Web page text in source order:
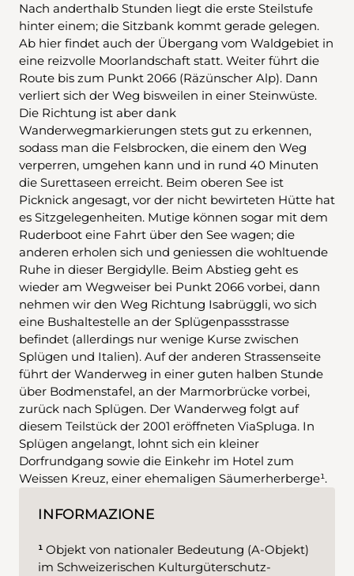
Nach anderthalb Stunden liegt die erste Steilstufe
hinter einem; die Sitzbank kommt gerade gelegen.
Ab hier findet auch der Übergang vom Waldgebiet in
eine reizvolle Moorlandschaft statt. Weiter führt die
Route bis zum Punkt 2066 (Räzünscher Alp). Dann
verliert sich der Weg bisweilen in einer Steinwüste.
Die Richtung ist aber dank
Wanderwegmarkierungen stets gut zu erkennen,
sodass man die Felsbrocken, die einem den Weg
verperren, umgehen kann und in rund 40 Minuten
die Surettaseen erreicht. Beim oberen See ist
Picknick angesagt, vor der nicht bewirteten Hütte hat
es Sitzgelegenheiten. Mutige können sogar mit dem
Ruderboot eine Fahrt über den See wagen; die
anderen erholen sich und geniessen die wohltuende
Ruhe in dieser Bergidylle. Beim Abstieg geht es
wieder am Wegweiser bei Punkt 2066 vorbei, dann
nehmen wir den Weg Richtung Isabrüggli, wo sich
eine Bushaltestelle an der Splügenpassstrasse
befindet (allerdings nur wenige Kurse zwischen
Splügen und Italien). Auf der anderen Strassenseite
führt der Wanderweg in einer guten halben Stunde
über Bodmenstafel, an der Marmorbrücke vorbei,
zurück nach Splügen. Der Wanderweg folgt auf
diesem Teilstück der 2001 eröffneten ViaSpluga. In
Splügen angelangt, lohnt sich ein kleiner
Dorfrundgang sowie die Einkehr im Hotel zum
Weissen Kreuz, einer ehemaligen Säumerherberge¹.
INFORMAZIONE
¹ Objekt von nationaler Bedeutung (A-Objekt)
im Schweizerischen Kulturgüterschutz-